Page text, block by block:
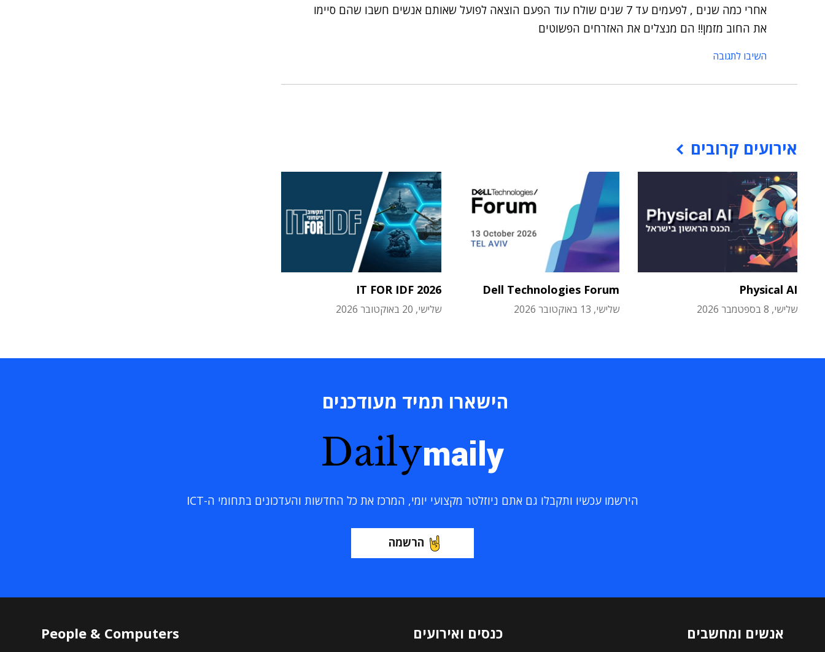
אחרי כמה שנים , לפעמים עד 7 שנים שולח עוד הפעם הוצאה לפועל שאותם אנשים חשבו שהם סיימו
את החוב מזמן!! הם מנצלים את האזרחים הפשוטים
השיבו לתגובה
אירועים קרובים
Physical AI
שלישי, 8 בספטמבר 2026
Dell Technologies Forum
שלישי, 13 באוקטובר 2026
IT FOR IDF 2026
שלישי, 20 באוקטובר 2026
הישארו תמיד מעודכנים
Dailymaily
הירשמו עכשיו ותקבלו גם אתם ניוזלטר מקצועי יומי, המרכז את כל החדשות והעדכונים בתחומי ה-ICT
הרשמה
אנשים ומחשבים כנסים ואירועים People & Computers